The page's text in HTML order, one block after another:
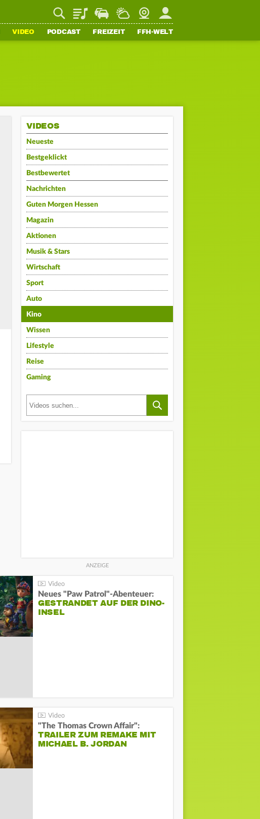
PlaylistStaupilotWetterWebcamMein FFH
VIDEO PODCAST FREIZEIT FFH-WELT
VIDEOS
Neueste
Bestgeklickt
Bestbewertet
Nachrichten
Guten Morgen Hessen
Magazin
Aktionen
Musik & Stars
Wirtschaft
Sport
Auto
Kino
Wissen
Lifestyle
Reise
Gaming
Neues "Paw Patrol"-Abenteuer:
GESTRANDET AUF DER DINO-
INSEL
"The Thomas Crown Affair":
TRAILER ZUM REMAKE MIT
MICHAEL B. JORDAN